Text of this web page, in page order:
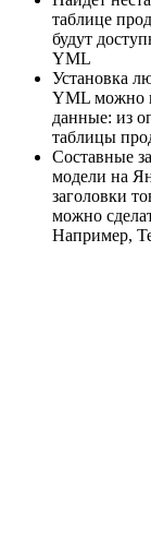
таблице
будут
YML
Установка
YML можно
данные: из
таблицы
Составные
модели на
заголовки
можно
Например,